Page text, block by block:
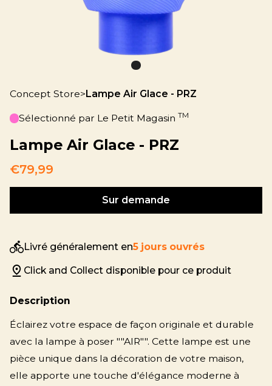
Concept Store> Lampe Air Glace - PRZ
Sélectionné par Le Petit Magasin TM
Lampe Air Glace - PRZ
€79,99
Sur demande
Livré généralement en5 jours ouvrés
Click and Collect disponible pour ce produit
Description
Éclairez votre espace de façon originale et durable
avec la lampe à poser ""AIR"". Cette lampe est une
pièce unique dans la décoration de votre maison,
elle apporte une touche d'élégance moderne à